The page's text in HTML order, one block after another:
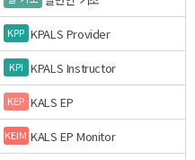
KPP KPALS Provider
KPI KPALS Instructor
KEP KALS EP
KEIM KALS EP Monitor